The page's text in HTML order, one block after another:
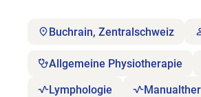
Buchrain, Zentralschweiz
Allgemeine Physiotherapie
Lymphologie